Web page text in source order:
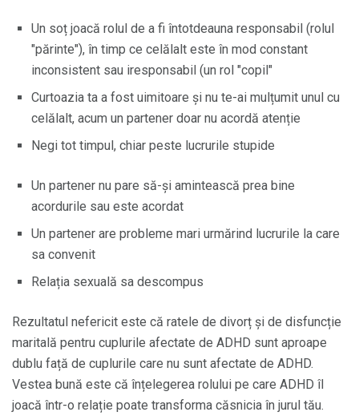
Un soț joacă rolul de a fi întotdeauna responsabil (rolul
"părinte"), în timp ce celălalt este în mod constant
inconsistent sau iresponsabil (un rol "copil"
Curtoazia ta a fost uimitoare și nu te-ai mulțumit unul cu
celălalt, acum un partener doar nu acordă atenție
Negi tot timpul, chiar peste lucrurile stupide
Un partener nu pare să-și amintească prea bine
acordurile sau este acordat
Un partener are probleme mari urmărind lucrurile la care
sa convenit
Relația sexuală sa descompus
Rezultatul nefericit este că ratele de divorț și de disfuncție
maritală pentru cuplurile afectate de ADHD sunt aproape
dublu față de cuplurile care nu sunt afectate de ADHD.
Vestea bună este că înțelegerea rolului pe care ADHD îl
joacă într-o relație poate transforma căsnicia în jurul tău.